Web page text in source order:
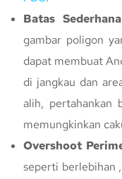
Batas Sederhana
gambar poligon
dapat membuat
di jangkau dan
alih, pertahankan
memungkinkan
Overshoot
seperti berlebihan